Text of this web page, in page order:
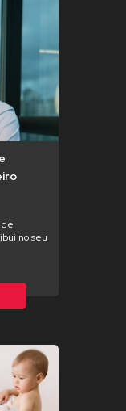
de
no seu